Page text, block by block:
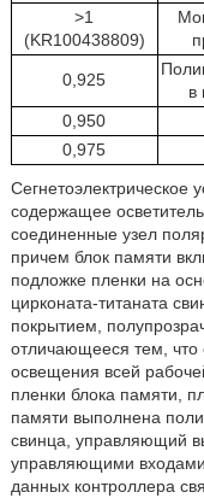
>1
(KR100438809)
0,925
в
0,950
0,975
Сегнетоэлектрическое
содержащее
соединенные узел
причем блок памяти
подложке пленки на
цирконата-титаната
покрытием,
отличающееся тем, что
освещения всей
пленки блока памяти,
памяти выполнена
свинца, управляющий
управляющими
данных контроллера